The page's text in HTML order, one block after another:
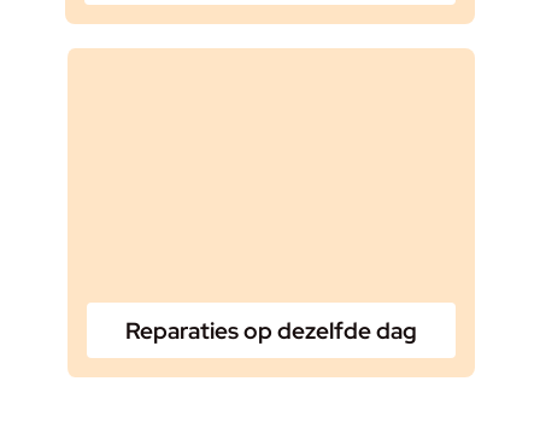
Reparaties op dezelfde dag